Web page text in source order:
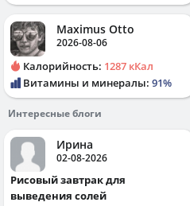
Maximus Otto
2026-08-06
Калорийность: 1287 кКал
Витамины и минералы: 91%
Интересные блоги
Ирина
02-08-2026
Рисовый завтрак для
выведения солей